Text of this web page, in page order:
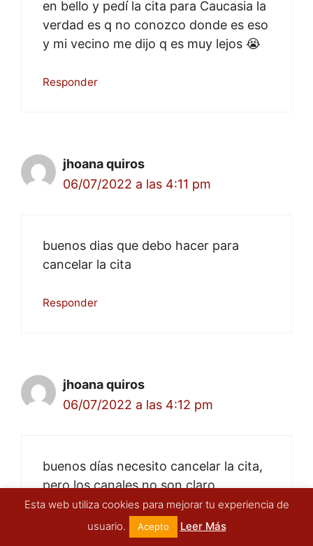
en bello y pedí la cita para Caucasia la
verdad es q no conozco donde es eso
y mi vecino me dijo q es muy lejos 😭
Responder
jhoana quiros
06/07/2022 a las 4:11 pm
buenos dias que debo hacer para
cancelar la cita
Responder
jhoana quiros
06/07/2022 a las 4:12 pm
buenos días necesito cancelar la cita,
pero los canales no son claro
Responder
Esta web utiliza cookies para mejorar tu experiencia de
usuario.
Acepto Leer Más